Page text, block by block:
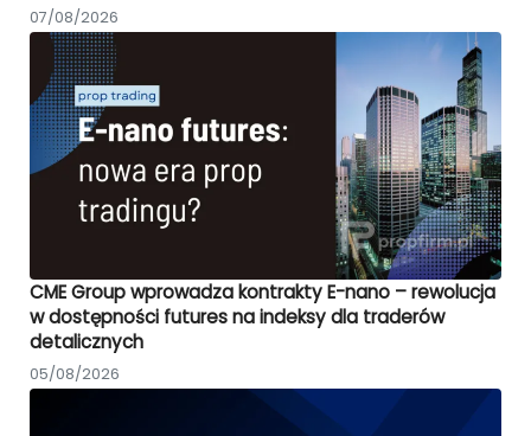
07/08/2026
CME Group wprowadza kontrakty E-nano – rewolucja
w dostępności futures na indeksy dla traderów
detalicznych
05/08/2026